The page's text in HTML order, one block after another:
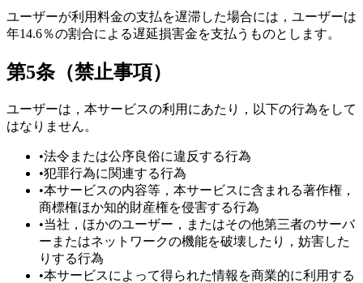
ユーザーが利用料金の支払を遅滞した場合には，ユーザーは
年14.6％の割合による遅延損害金を支払うものとします。
第5条（禁止事項）
ユーザーは，本サービスの利用にあたり，以下の行為をして
はなりません。
•法令または公序良俗に違反する行為
•犯罪行為に関連する行為
•本サービスの内容等，本サービスに含まれる著作権，
商標権ほか知的財産権を侵害する行為
•当社，ほかのユーザー，またはその他第三者のサーバ
ーまたはネットワークの機能を破壊したり，妨害した
りする行為
•本サービスによって得られた情報を商業的に利用する